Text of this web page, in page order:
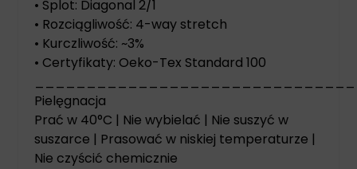
• Splot: Diagonal 2/1
• Rozciągliwość: 4-way stretch
• Kurczliwość: ~3%
• Certyfikaty: Oeko-Tex Standard 100
Pielęgnacja
Prać w 40°C | Nie wybielać | Nie suszyć w
suszarce | Prasować w niskiej temperaturze |
Nie czyścić chemicznie